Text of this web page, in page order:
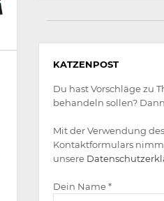
werden
KATZENPOST
Du hast Vorschläge zu
behandeln sollen?
Mit der Verwendung des
Kontaktformulars
unsere
Dein Name *